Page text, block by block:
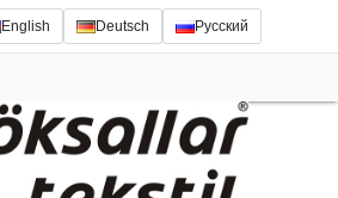
English Deutsch Русский